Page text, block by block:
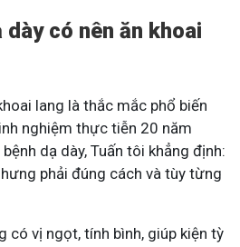
có nên ăn khoai
lang là thắc mắc phổ biến
nghiệm thực tiễn 20 năm
dạ dày, Tuấn tôi khẳng định:
phải đúng cách và tùy từng
có vị ngọt, tính bình, giúp kiện tỳ